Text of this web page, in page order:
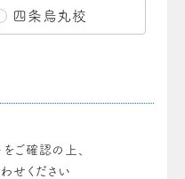
四条烏丸校
をご確認の上、
せください